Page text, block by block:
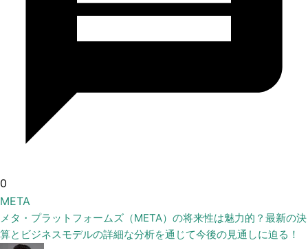
0
META
メタ・プラットフォームズ（META）の将来性は魅力的？最新の決
算とビジネスモデルの詳細な分析を通じて今後の見通しに迫る！